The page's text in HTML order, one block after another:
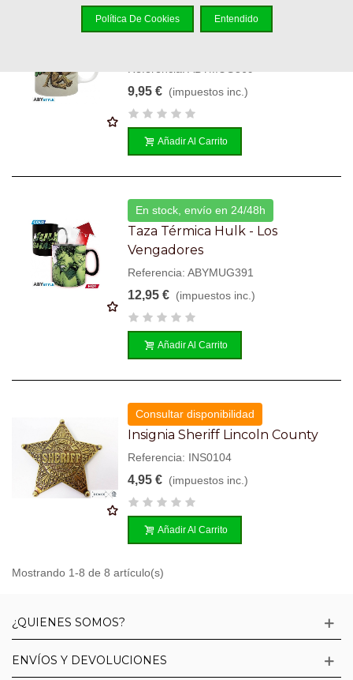
Consultar disponibilidad
9,95 € (impuestos inc.)
Añadir Al Carrito
En stock, envío en 24/48h
Taza Térmica Hulk - Los
Vengadores
Referencia: ABYMUG391
12,95 € (impuestos inc.)
Añadir Al Carrito
Consultar disponibilidad
Insignia Sheriff Lincoln County
Referencia: INS0104
4,95 € (impuestos inc.)
Añadir Al Carrito
Mostrando 1-8 de 8 artículo(s)
¿QUIENES SOMOS?
ENVÍOS Y DEVOLUCIONES
Política De Cookies Entendido